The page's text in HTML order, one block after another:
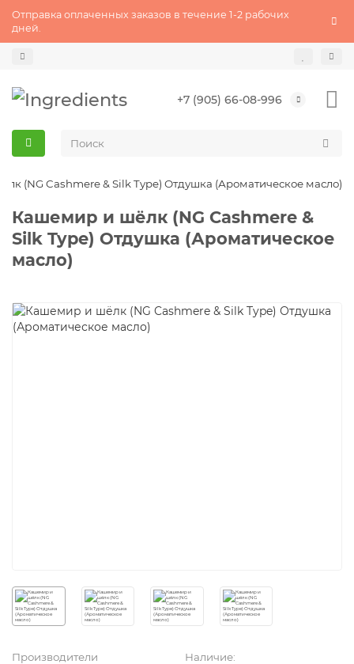
Отправка оплаченных заказов в течение 1-2 рабочих
дней.
+7 (905) 66-08-996
(NG Cashmere & Silk Type) Отдушка (Ароматическое масло)
Кашемир и шёлк (NG Cashmere &
Silk Type) Отдушка (Ароматическое
масло)
Производители Наличие: